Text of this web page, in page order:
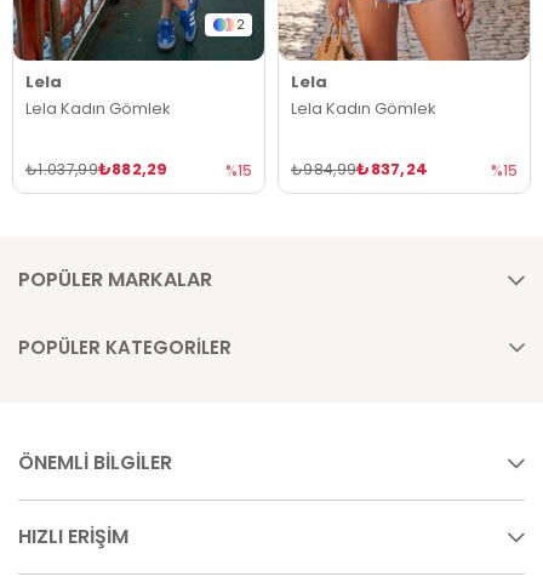
2
Lela
Lela Kadın Gömlek
₺882,29
₺1.037,99 %15
Lela
Lela Kadın Gömlek
₺837,24
₺984,99 %15
POPÜLER MARKALAR
POPÜLER KATEGORİLER
ÖNEMLİ BİLGİLER
HIZLI ERİŞİM